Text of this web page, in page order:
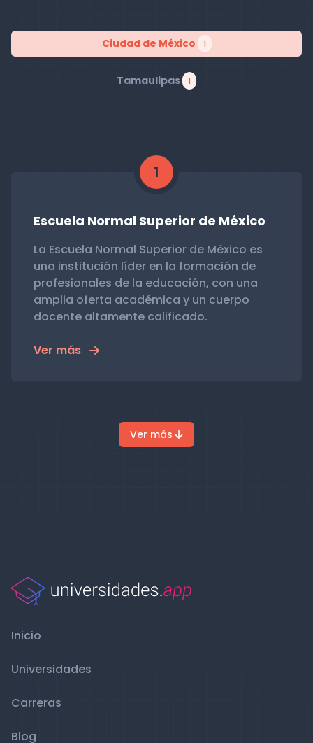
Ciudad de México 1
Tamaulipas 1
1
Escuela Normal Superior de México
La Escuela Normal Superior de México es
una institución líder en la formación de
profesionales de la educación, con una
amplia oferta académica y un cuerpo
docente altamente calificado.
Ver más
Ver más
Inicio
Universidades
Carreras
Blog